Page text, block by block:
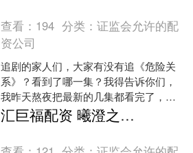
查看： 194 分类：证监会允许的配
资公司
追剧的家人们，大家有没有追《危险关
系》？看到了哪一集？我得告诉你们，
我昨天熬夜把最新的几集都看完了，然
后又忍不住倒回去翻了一遍片尾，结果
发现了一个超级大的秘密！....
汇巨福配资 曦澄之天缘变・番外三